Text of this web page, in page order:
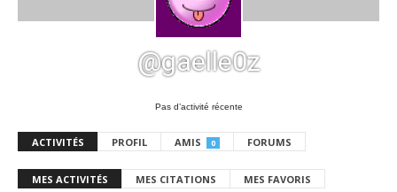
@gaelle0z
Pas d’activité récente
ACTIVITÉS PROFIL AMIS 0 FORUMS
MES ACTIVITÉS MES CITATIONS MES FAVORIS